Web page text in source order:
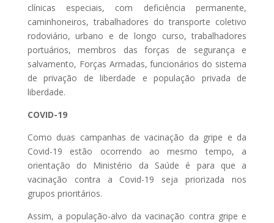
clínicas especiais, com deficiência permanente,
caminhoneiros, trabalhadores do transporte coletivo
rodoviário, urbano e de longo curso, trabalhadores
portuários, membros das forças de segurança e
salvamento, Forças Armadas, funcionários do sistema
de privação de liberdade e população privada de
liberdade.
COVID-19
Como duas campanhas de vacinação da gripe e da
Covid-19 estão ocorrendo ao mesmo tempo, a
orientação do Ministério da Saúde é para que a
vacinação contra a Covid-19 seja priorizada nos
grupos prioritários.
Assim, a população-alvo da vacinação contra gripe e